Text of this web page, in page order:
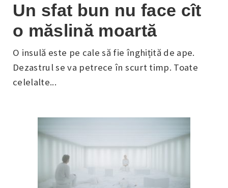
Un sfat bun nu face cît
o măslină moartă
O insulă este pe cale să fie înghițită de ape.
Dezastrul se va petrece în scurt timp. Toate
celelalte...